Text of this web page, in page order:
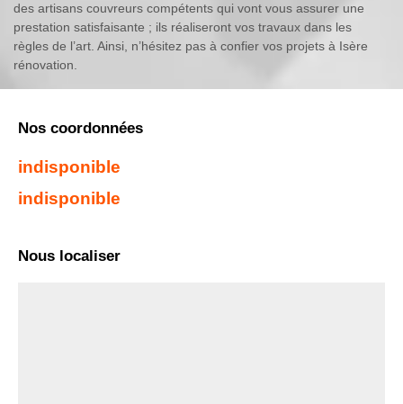
des artisans couvreurs compétents qui vont vous assurer une
prestation satisfaisante ; ils réaliseront vos travaux dans les
règles de l’art. Ainsi, n’hésitez pas à confier vos projets à Isère
rénovation.
Nos coordonnées
indisponible
indisponible
Nous localiser